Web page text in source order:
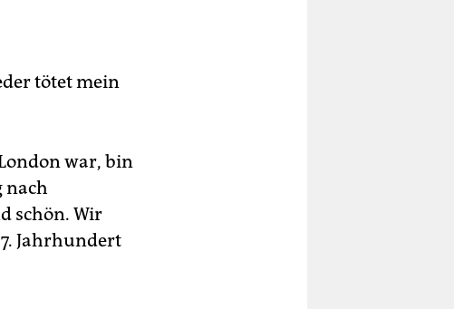
tötet mein
war, bin
nach
schön. Wir
Jahrhundert